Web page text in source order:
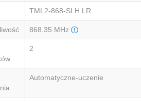
TML2-868-SLH LR
868.35 MHz
2
Automatyczne-uczenie